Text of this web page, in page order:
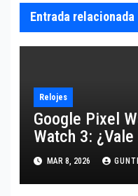
Entrada relacionada
Relojes
Google Pixel
Watch 3:
actualización o
mismo?
MAR 8, 2026